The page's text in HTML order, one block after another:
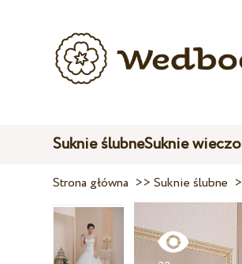
Suknie ślubneSuknie
Strona główna >>Suknie ślubne